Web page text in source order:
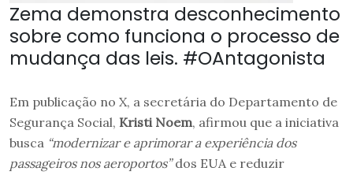
Zema demonstra desconhecimento
sobre como funciona o processo de
mudança das leis. #OAntagonista
Em publicação no X, a secretária do Departamento de
Segurança Social, Kristi Noem, afirmou que a iniciativa
busca “modernizar e aprimorar a experiência dos
passageiros nos aeroportos”dos EUA e reduzir